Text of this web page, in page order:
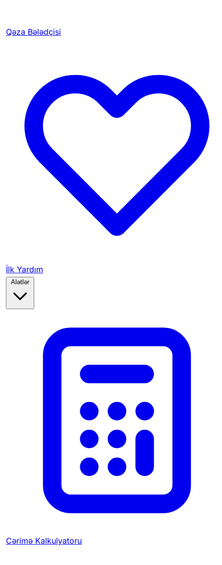
Qəza Bələdçisi
İlk Yardım
Alətlər
Cərimə Kalkulyatoru